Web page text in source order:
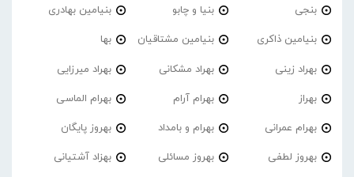
بنجی بنیا و چابو بنیامین بهادری
بنیامین ذاکری بنیامین مشتاقیان بها
بهراد زینی بهراد مشکانی بهراد میرزایی
بهراز بهرام آرام بهرام الماسی
بهرام عمرانی بهرام و بامداد بهروز پایگان
بهروز لطفی بهروز مسائلی بهزاد آشتیانی